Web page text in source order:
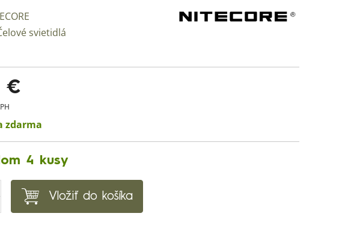
svietidlá
€
zdarma
4 kusy
Vložiť do košíka